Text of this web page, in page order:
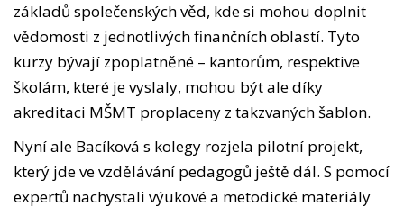
základů společenských věd, kde si mohou doplnit
vědomosti z jednotlivých finančních oblastí. Tyto
kurzy bývají zpoplatněné – kantorům, respektive
školám, které je vyslaly, mohou být ale díky
akreditaci MŠMT proplaceny z takzvaných šablon.
Nyní ale Bacíková s kolegy rozjela pilotní projekt,
který jde ve vzdělávání pedagogů ještě dál. S pomocí
expertů nachystali výukové a metodické materiály